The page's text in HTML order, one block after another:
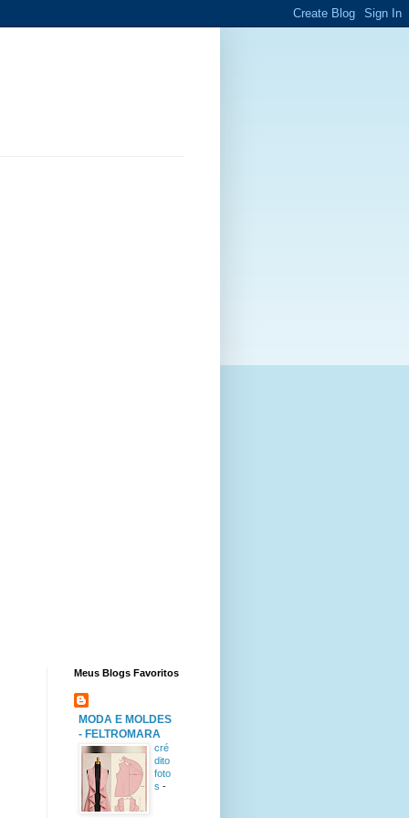
Meus Blogs Favoritos
MODA E MOLDES
- FELTROMARA
cré
dito
foto
s -